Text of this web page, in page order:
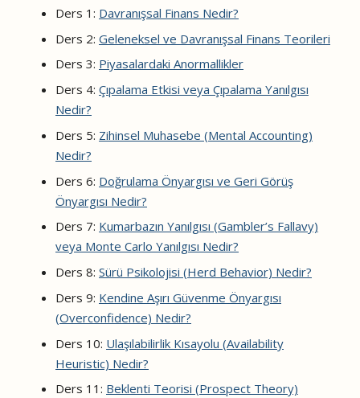
Ders 1: Davranışsal Finans Nedir?
Ders 2: Geleneksel ve Davranışsal Finans Teorileri
Ders 3: Piyasalardaki Anormallikler
Ders 4: Çıpalama Etkisi veya Çıpalama Yanılgısı
Nedir?
Ders 5: Zihinsel Muhasebe (Mental Accounting)
Nedir?
Ders 6: Doğrulama Önyargısı ve Geri Görüş
Önyargısı Nedir?
Ders 7: Kumarbazın Yanılgısı (Gambler’s Fallavy)
veya Monte Carlo Yanılgısı Nedir?
Ders 8: Sürü Psikolojisi (Herd Behavior) Nedir?
Ders 9: Kendine Aşırı Güvenme Önyargısı
(Overconfidence) Nedir?
Ders 10: Ulaşılabilirlik Kısayolu (Availability
Heuristic) Nedir?
Ders 11: Beklenti Teorisi (Prospect Theory)